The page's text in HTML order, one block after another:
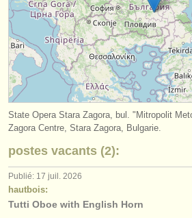
orchestres de jeunes
musicalchairs:
a propos de musicalchairs
contactez nous
rss feeds
actualités musique classique
éditeurs:
ajouter votre annonce
State Opera Stara Zagora, bul. "Mitropolit
Zagora Centre, Stara Zagora, Bulgarie.
postes vacants (2):
Publié: 17 juil. 2026
hautbois:
Tutti Oboe with English Horn